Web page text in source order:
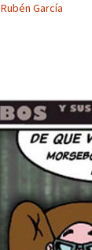
Rubén García